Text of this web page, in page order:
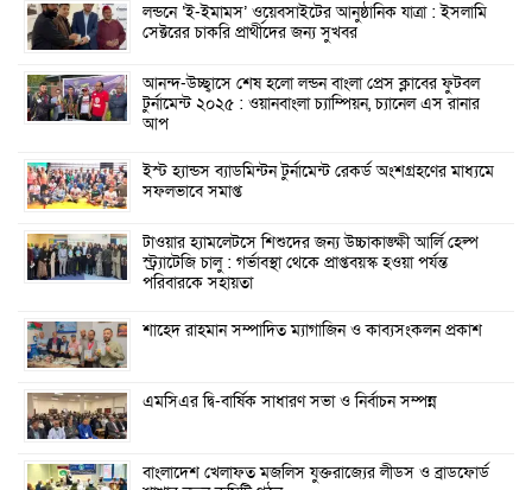
লন্ডনে ‘ই-ইমামস’ ওয়েবসাইটের আনুষ্ঠানিক যাত্রা : ইসলামি
সেক্টরের চাকরি প্রার্থীদের জন্য সুখবর
আনন্দ-উচ্ছ্বাসে শেষ হলো লন্ডন বাংলা প্রেস ক্লাবের ফুটবল
টুর্নামেন্ট ২০২৫ : ওয়ানবাংলা চ্যাম্পিয়ন, চ্যানেল এস রানার
আপ
ইস্ট হ্যান্ডস ব্যাডমিন্টন টুর্নামেন্ট রেকর্ড অংশগ্রহণের মাধ্যমে
সফলভাবে সমাপ্ত
টাওয়ার হ্যামলেটসে শিশুদের জন্য উচ্চাকাঙ্ক্ষী আর্লি হেল্প
স্ট্র্যাটেজি চালু : গর্ভাবস্থা থেকে প্রাপ্তবয়স্ক হওয়া পর্যন্ত
পরিবারকে সহায়তা
শাহেদ রাহমান সম্পাদিত ম্যাগাজিন ও কাব্যসংকলন প্রকাশ
এমসিএর দ্বি-বার্ষিক সাধারণ সভা ও নির্বাচন সম্পন্ন
বাংলাদেশ খেলাফত মজলিস যুক্তরাজ্যের লীডস ও ব্রাডফোর্ড